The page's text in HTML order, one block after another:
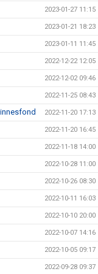
2023-01-27 11:15
2023-01-21 18:23
2023-01-11 11:45
2022-12-22 12:05
2022-12-02 09:46
2022-11-25 08:43
2022-11-20 17:13
2022-11-20 16:45
2022-11-18 14:00
2022-10-28 11:00
2022-10-26 08:30
2022-10-11 16:03
2022-10-10 20:00
2022-10-07 14:16
2022-10-05 09:17
2022-09-28 09:37